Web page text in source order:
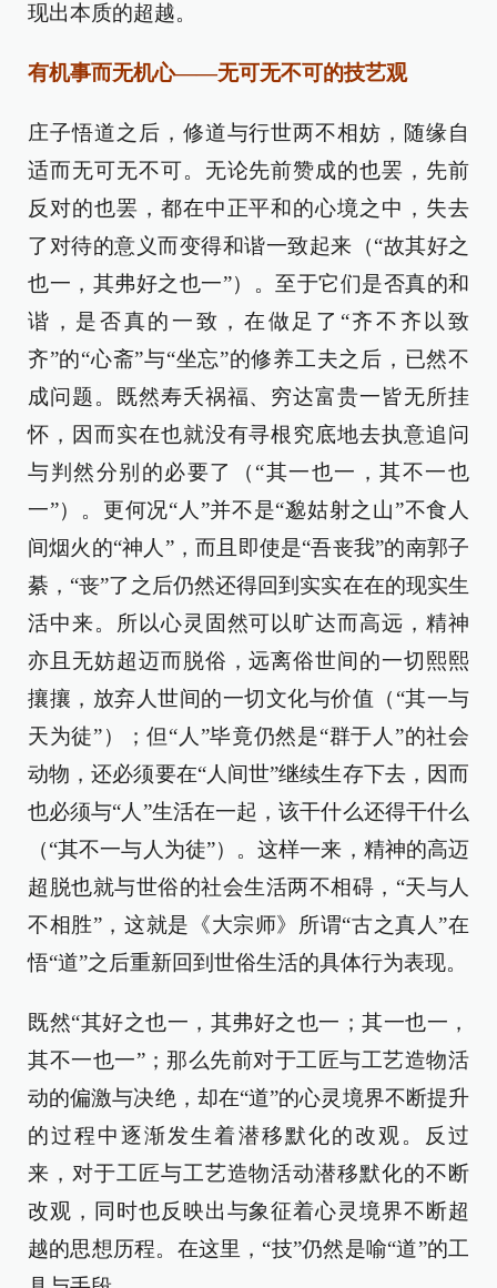
现出本质的超越。
有机事而无机心——无可无不可的技艺观
庄子悟道之后，修道与行世两不相妨，随缘自
适而无可无不可。无论先前赞成的也罢，先前
反对的也罢，都在中正平和的心境之中，失去
了对待的意义而变得和谐一致起来（“故其好之
也一，其弗好之也一”）。至于它们是否真的和
谐，是否真的一致，在做足了“齐不齐以致
齐”的“心斋”与“坐忘”的修养工夫之后，已然不
成问题。既然寿夭祸福、穷达富贵一皆无所挂
怀，因而实在也就没有寻根究底地去执意追问
与判然分别的必要了（“其一也一，其不一也
一”）。更何况“人”并不是“邈姑射之山”不食人
间烟火的“神人”，而且即使是“吾丧我”的南郭子
綦，“丧”了之后仍然还得回到实实在在的现实生
活中来。所以心灵固然可以旷达而高远，精神
亦且无妨超迈而脱俗，远离俗世间的一切熙熙
攘攘，放弃人世间的一切文化与价值（“其一与
天为徒”）；但“人”毕竟仍然是“群于人”的社会
动物，还必须要在“人间世”继续生存下去，因而
也必须与“人”生活在一起，该干什么还得干什么
（“其不一与人为徒”）。这样一来，精神的高迈
超脱也就与世俗的社会生活两不相碍，“天与人
不相胜”，这就是《大宗师》所谓“古之真人”在
悟“道”之后重新回到世俗生活的具体行为表现。
既然“其好之也一，其弗好之也一；其一也一，
其不一也一”；那么先前对于工匠与工艺造物活
动的偏激与决绝，却在“道”的心灵境界不断提升
的过程中逐渐发生着潜移默化的改观。反过
来，对于工匠与工艺造物活动潜移默化的不断
改观，同时也反映出与象征着心灵境界不断超
越的思想历程。在这里，“技”仍然是喻“道”的工